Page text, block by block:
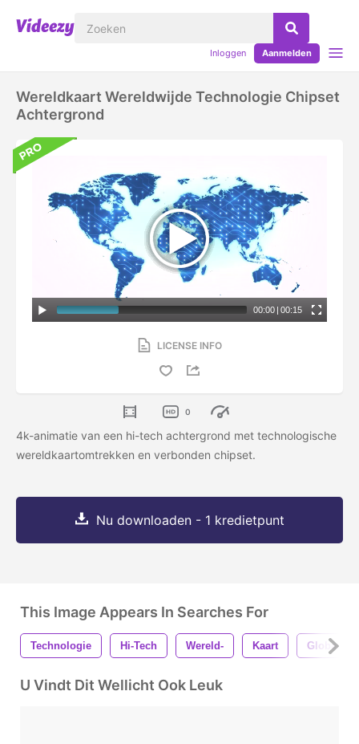
Inloggen Aanmelden
Wereldkaart Wereldwijde Technologie Chipset
Achtergrond
00:00 | 00:15
LICENSE INFO
0
4k-animatie van een hi-tech achtergrond met technologische
wereldkaartomtrekken en verbonden chipset.
Nu downloaden - 1 kredietpunt
This Image Appears In Searches For
Technologie Hi-Tech Wereld- Kaart Globaal
U Vindt Dit Wellicht Ook Leuk